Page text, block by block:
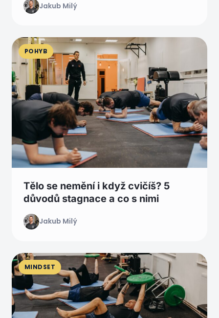
Jakub Milý
POHYB
Tělo se nemění i když cvičíš? 5
důvodů stagnace a co s nimi
Jakub Milý
MINDSET